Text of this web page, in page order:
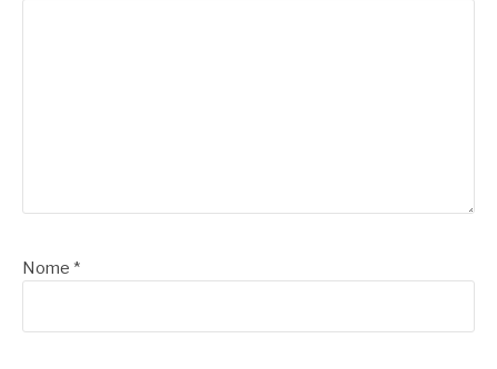
Nome *